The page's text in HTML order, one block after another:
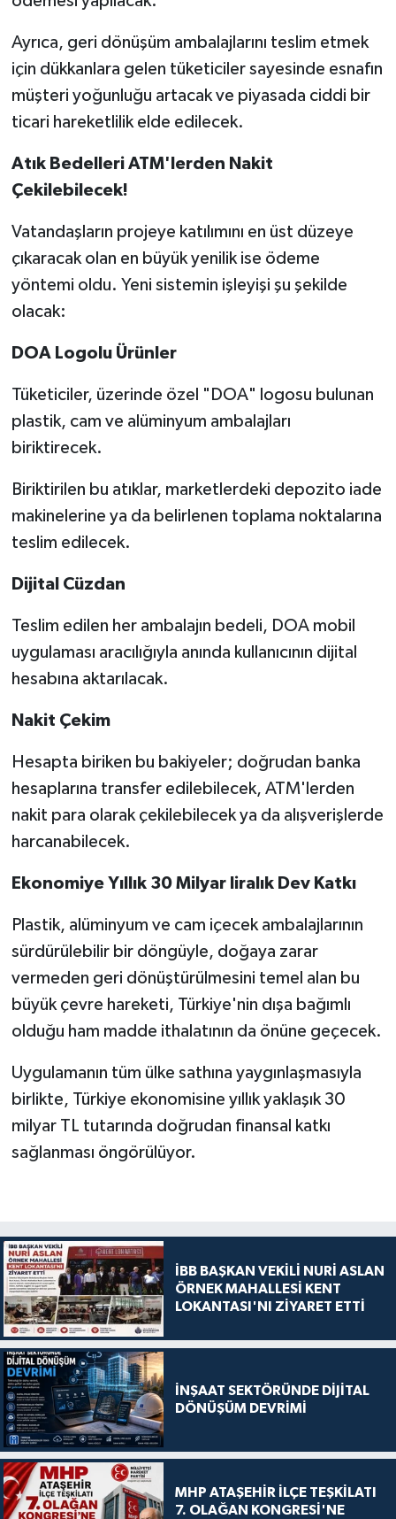
Ayrıca, geri dönüşüm ambalajlarını teslim etmek
için dükkanlara gelen tüketiciler sayesinde esnafın
müşteri yoğunluğu artacak ve piyasada ciddi bir
ticari hareketlilik elde edilecek.
Atık Bedelleri ATM'lerden Nakit
Çekilebilecek!
Vatandaşların projeye katılımını en üst düzeye
çıkaracak olan en büyük yenilik ise ödeme
yöntemi oldu. Yeni sistemin işleyişi şu şekilde
olacak:
DOA Logolu Ürünler
Tüketiciler, üzerinde özel "DOA" logosu bulunan
plastik, cam ve alüminyum ambalajları
biriktirecek.
Biriktirilen bu atıklar, marketlerdeki depozito iade
makinelerine ya da belirlenen toplama noktalarına
teslim edilecek.
Dijital Cüzdan
Teslim edilen her ambalajın bedeli, DOA mobil
uygulaması aracılığıyla anında kullanıcının dijital
hesabına aktarılacak.
Nakit Çekim
Hesapta biriken bu bakiyeler; doğrudan banka
hesaplarına transfer edilebilecek, ATM'lerden
nakit para olarak çekilebilecek ya da alışverişlerde
harcanabilecek.
Ekonomiye Yıllık 30 Milyar liralık Dev Katkı
Plastik, alüminyum ve cam içecek ambalajlarının
sürdürülebilir bir döngüyle, doğaya zarar
vermeden geri dönüştürülmesini temel alan bu
büyük çevre hareketi, Türkiye'nin dışa bağımlı
olduğu ham madde ithalatının da önüne geçecek.
Uygulamanın tüm ülke sathına yaygınlaşmasıyla
birlikte, Türkiye ekonomisine yıllık yaklaşık 30
milyar TL tutarında doğrudan finansal katkı
sağlanması öngörülüyor.
İBB BAŞKAN VEKİLİ NURİ ASLAN
ÖRNEK MAHALLESİ KENT
LOKANTASI'NI ZİYARET ETTİ
İNŞAAT SEKTÖRÜNDE DİJİTAL
DÖNÜŞÜM DEVRİMİ
MHP ATAŞEHİR İLÇE TEŞKİLATI
7. OLAĞAN KONGRESİ'NE